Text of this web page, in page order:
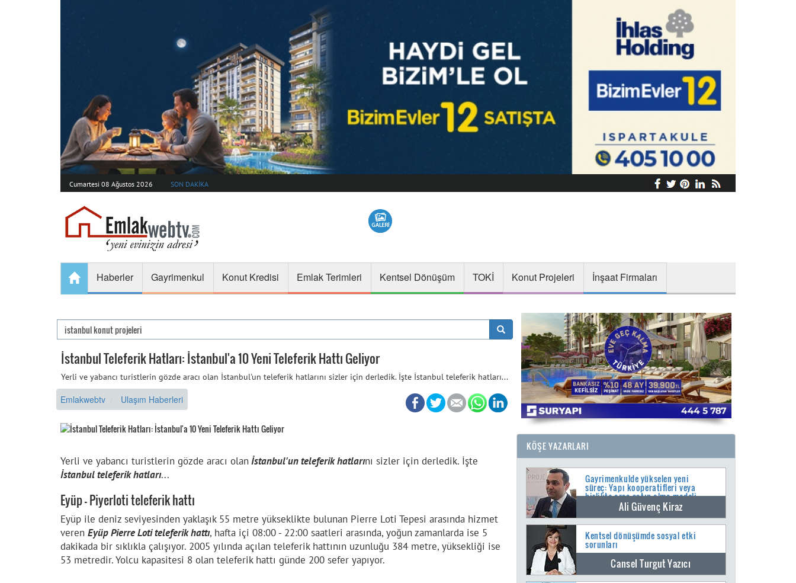
Cumartesi 08 Ağustos 2026 SON DAKİKA
Haberler Gayrimenkul Konut Kredisi Emlak Terimleri Kentsel Dönüşüm TOKİ Konut Projeleri İnşaat Firmaları
İstanbul Teleferik Hatları: İstanbul'a 10 Yeni Teleferik Hattı Geliyor
Yerli ve yabancı turistlerin gözde aracı olan İstanbul'un teleferik hatlarını sizler için derledik. İşte İstanbul teleferik hatları...
Emlakwebtv Ulaşım Haberleri
Yerli ve yabancı turistlerin gözde aracı olanİstanbul'un teleferik hatlarını sizler için derledik. İşte
İstanbul teleferik hatları...
Eyüp - Piyerloti teleferik hattı
Eyüp ile deniz seviyesinden yaklaşık 55 metre yükseklikte bulunan Pierre Loti Tepesi arasında hizmet
veren Eyüp Pierre Loti teleferik hattı, hafta içi 08:00 - 22:00 saatleri arasında, yoğun zamanlarda ise 5
dakikada bir sıklıkla çalışıyor. 2005 yılında açılan teleferik hattının uzunluğu 384 metre, yüksekliği ise
53 metredir. Yolcu kapasitesi 8 olan teleferik hattı günde 200 sefer yapıyor.
KÖŞE YAZARLARI
Gayrimenkulde yükselen yeni
süreç: Yapı kooperatifleri veya
birlikte arsa satın alma modeli
Ali Güvenç Kiraz
Kentsel dönüşümde sosyal etki
sorunları
Cansel Turgut Yazıcı